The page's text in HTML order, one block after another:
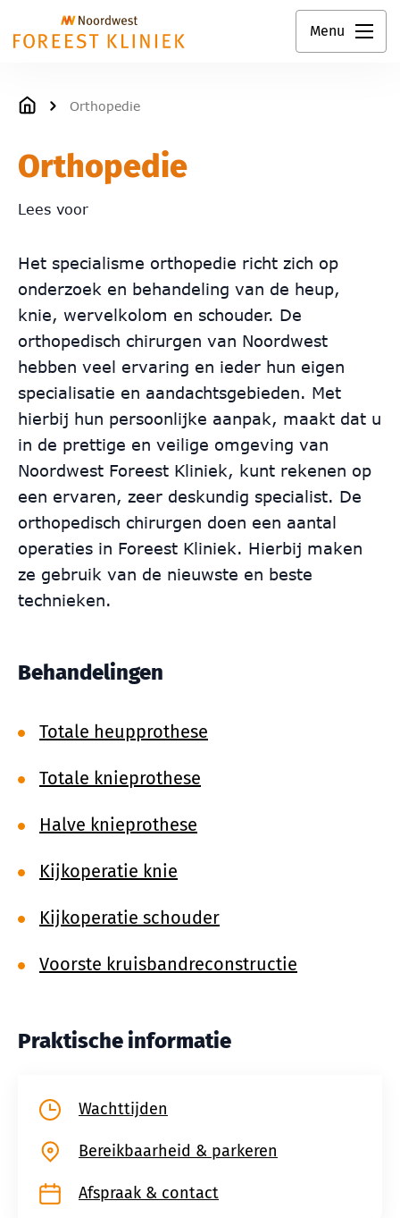
Menu
Orthopedie
Orthopedie
Lees voor
Het specialisme orthopedie richt zich op
onderzoek en behandeling van de heup,
knie, wervelkolom en schouder. De
orthopedisch chirurgen van Noordwest
hebben veel ervaring en ieder hun eigen
specialisatie en aandachtsgebieden. Met
hierbij hun persoonlijke aanpak, maakt dat u
in de prettige en veilige omgeving van
Noordwest Foreest Kliniek, kunt rekenen op
een ervaren, zeer deskundig specialist. De
orthopedisch chirurgen doen een aantal
operaties in Foreest Kliniek. Hierbij maken
ze gebruik van de nieuwste en beste
technieken.
Behandelingen
Totale heupprothese
Totale knieprothese
Halve knieprothese
Kijkoperatie knie
Kijkoperatie schouder
Voorste kruisbandreconstructie
Praktische informatie
Wachttijden
Bereikbaarheid & parkeren
Afspraak & contact